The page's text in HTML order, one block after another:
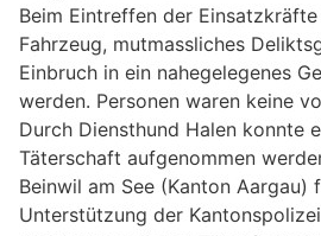
Beim Eintreffen der
Fahrzeug, mutmassliches
Einbruch in ein nahegelegenes
werden. Personen waren keine
Durch Diensthund Halen konnte
Täterschaft aufgenommen
Beinwil am See (Kanton Aargau)
Unterstützung der